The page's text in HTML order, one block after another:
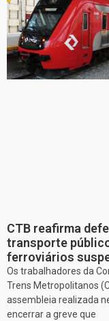
CTB reafirma
transporte
ferroviários
Os trabalhadores da
Trens Metropolitanos
assembleia realizada
encerrar a greve que